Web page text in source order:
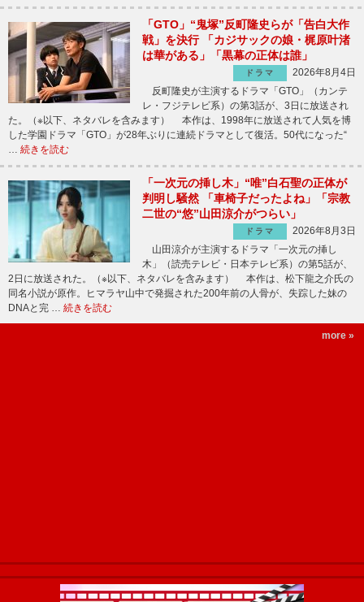
「GTO」“鬼塚”反町隆史らが「告白大作
戦」を決行 「カジサックの娘・梶原叶渚
は華がある」「黒幕の正体は誰」
ドラマ
2026年8月4日
反町隆史が主演するドラマ「GTO」（カンテ
レ・フジテレビ系）の第3話が、3日に放送され
た。（※以下、ネタバレを含みます） 本作は、1998年に放送されて人気を博
した学園ドラマ「GTO」が28年ぶりに連続ドラマとして復活。50代になった“
… 続きを読む
「一次元の挿し木」“唯”白石聖の正体が
判明し騒然 「車椅子だったよね」「宗教
二世の“悠”山田涼介がつらい」
ドラマ
2026年8月3日
山田涼介が主演するドラマ「一次元の挿し
木」（読売テレビ・日本テレビ系）の第5話が、
2日に放送された。（※以下、ネタバレを含みます） 本作は、松下龍之介氏の
同名小説が原作。ヒマラヤ山中で発掘された200年前の人骨が、失踪した妹の
DNAと完 … 続きを読む
more »